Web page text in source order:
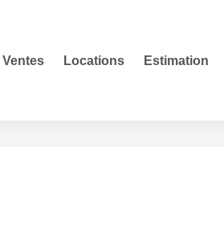
Ventes Locations Estimation